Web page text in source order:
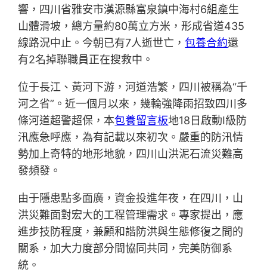
響，四川省雅安市漢源縣富泉鎮中海村6組產生
山體滑坡，總方量約80萬立方米，形成省道435
線路況中止。今朝已有7人逝世亡，包養合約還
有2名掉聯職員正在搜救中。
位于長江、黃河下游，河道浩繁，四川被稱為“千
河之省”。近一個月以來，幾輪強降雨招致四川多
條河道超警超保，本包養留言板地18日啟動I級防
汛應急呼應，為有記載以來初次。嚴重的防汛情
勢加上奇特的地形地貌，四川山洪泥石流災難高
發頻發。
由于隱患點多面廣，資金投進年夜，在四川，山
洪災難面對宏大的工程管理需求。專家提出，應
進步技防程度，兼顧和諧防洪與生態修復之間的
關系，加大力度部分間協同共同，完美防御系
統。